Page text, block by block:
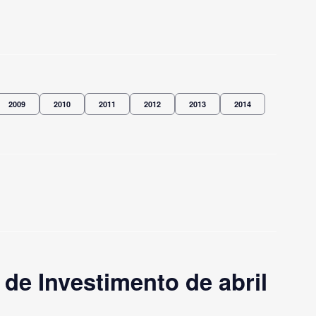
2009 2010 2011 2012 2013 2014
Investimento de abril